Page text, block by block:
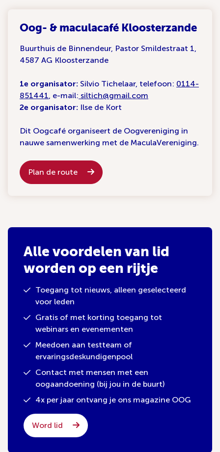
Oog- & maculacafé Kloosterzande
Buurthuis de Binnendeur, Pastor Smildestraat 1,
4587 AG Kloosterzande
1e organisator: Silvio Tichelaar, telefoon: 0114-
851441, e-mail: siltich@gmail.com
2e organisator: Ilse de Kort
Dit Oogcafé organiseert de Oogvereniging in
nauwe samenwerking met de MaculaVereniging.
Plan de route
Alle voordelen van lid
worden op een rijtje
Toegang tot nieuws, alleen geselecteerd
voor leden
Gratis of met korting toegang tot
webinars en evenementen
Meedoen aan testteam of
ervaringsdeskundigenpool
Contact met mensen met een
oogaandoening (bij jou in de buurt)
4x per jaar ontvang je ons magazine OOG
Word lid